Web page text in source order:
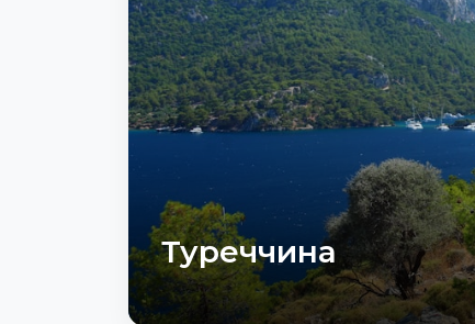
Туреччина